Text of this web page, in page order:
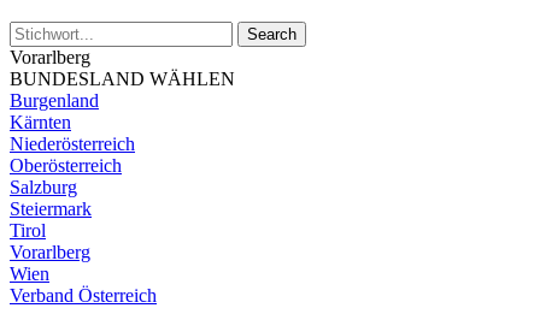
Vorarlberg
BUNDESLAND WÄHLEN
Burgenland
Kärnten
Niederösterreich
Oberösterreich
Salzburg
Steiermark
Tirol
Vorarlberg
Wien
Verband Österreich